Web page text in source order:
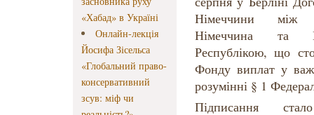
«Хабад» в Україні
Онлайн-лекція
Йосифа Зісельса
«Глобальний право-
консервативний
зсув: міф чи
Німеччини між
Німеччина та
Республікою, що
Фонду виплат у
розумінні § 1
Підписання